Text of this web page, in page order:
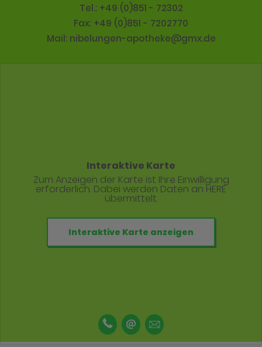
Tel.: +49 (0)851 - 72302
Fax: +49 (0)851 - 7202770
Mail: nibelungen-apotheke@gmx.de
Interaktive Karte
Zum Anzeigen der Karte ist Ihre Einwilligung
erforderlich. Dabei werden Daten an HERE
übermittelt.
Interaktive Karte anzeigen